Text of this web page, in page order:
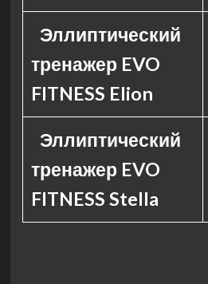
Эллиптический
тренажер EVO
FITNESS Elion
Эллиптический
тренажер EVO
FITNESS Stella